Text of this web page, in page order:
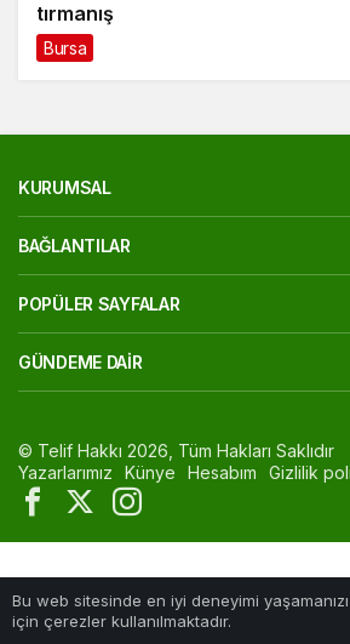
tırmanış
Bursa
Bu web sitesinde en iyi deneyimi
için çerezler kullanılmaktadır.
KURUMSAL
BAĞLANTILAR
POPÜLER SAYFALAR
GÜNDEME DAIR
© Telif Hakkı 2026, Tüm Hakları Saklıdır
Yazarlarımız
Künye Hesabım Gizlilik
Anasayfa Akış